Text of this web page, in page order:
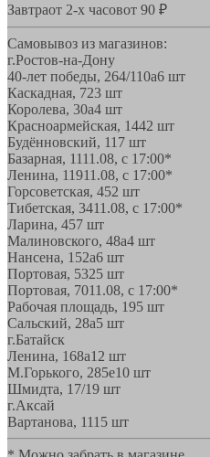
Завтраот 2-х часовот 90 ₽
Самовывоз из магазинов:
г.Ростов-на-Дону
40-лет победы, 264/110а6 шт
Каскадная, 723 шт
Королева, 30а4 шт
Красноармейская, 1442 шт
Будённовский, 11 7 шт
Базарная, 1111.08, с 17:00*
Ленина, 11911.08, с 17:00*
Горсоветская, 452 шт
Тибетская, 3411.08, с 17:00*
Ларина, 457 шт
Малиновского, 48а4 шт
Нансена, 152а6 шт
Портовая, 5325 шт
Портовая, 7011.08, с 17:00*
Рабочая площадь, 195 шт
Сальский, 28a5 шт
г.Батайск
Ленина, 168а12 шт
М.Горького, 285е10 шт
Шмидта, 17/19 шт
г.Аксай
Вартанова, 1115 шт